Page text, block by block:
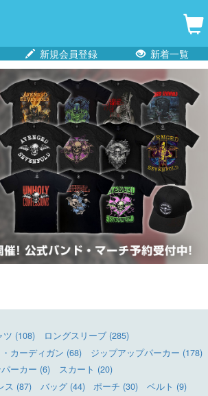
新規会員登録 新着一覧
ツ (108)
ロングスリーブ (285)
カーディガン (68)
ジップアップパーカー (178)
ーカー (6)
スカート (20)
ス (87) バッグ (44) ポーチ (30)
ベルト (9)